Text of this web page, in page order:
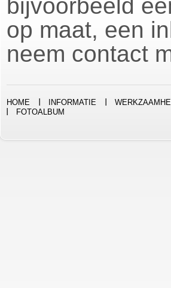
bijvoorbeeld
op maat, een
neem contact
HOME INFORMATIE
FOTOALBUM